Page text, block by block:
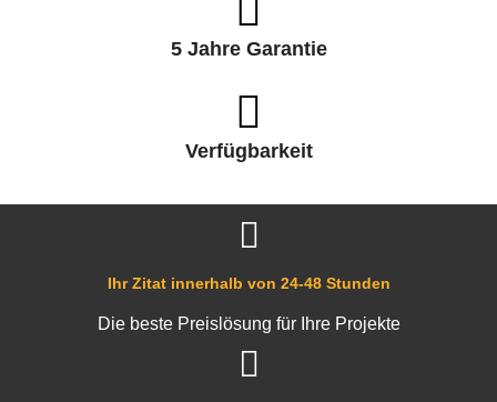
5 Jahre Garantie
Verfügbarkeit
Ihr Zitat innerhalb von 24-48 Stunden
Die beste Preislösung für Ihre Projekte